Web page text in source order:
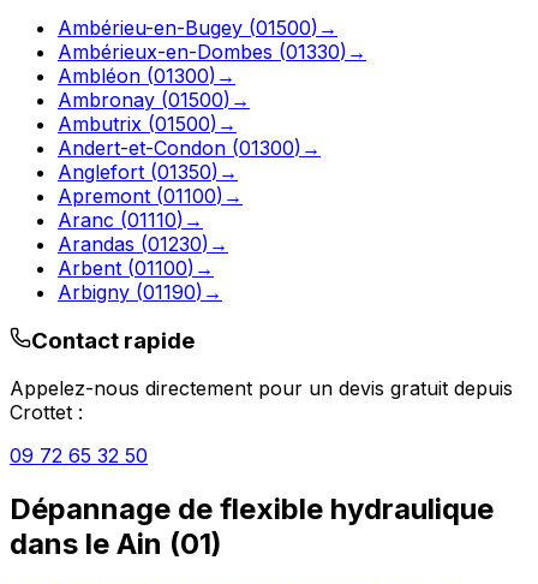
Ambérieu-en-Bugey (01500) →
Ambérieux-en-Dombes (01330) →
Ambléon (01300) →
Ambronay (01500) →
Ambutrix (01500) →
Andert-et-Condon (01300) →
Anglefort (01350) →
Apremont (01100) →
Aranc (01110) →
Arandas (01230) →
Arbent (01100) →
Arbigny (01190) →
Contact rapide
Appelez-nous directement pour un devis gratuit depuis
Crottet :
09 72 65 32 50
Dépannage de flexible hydraulique
dans le Ain (01)